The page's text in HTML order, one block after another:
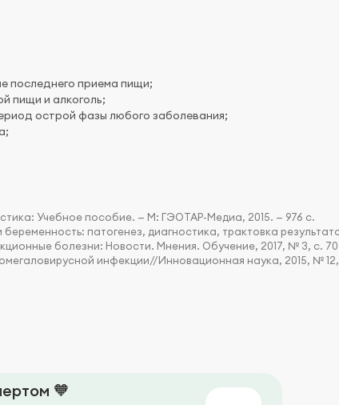
последнего приема пищи;
пищи и алкоголь;
острой фазы любого заболевания;
Учебное пособие. — М: ГЭОТАР-Медиа, 2015. — 976 с.
патогенез, диагностика, трактовка
болезни: Новости. Мнения. Обучение, 2017, № 3, с.
инфекции//Инновационная наука, 2015, № 12,
🧡